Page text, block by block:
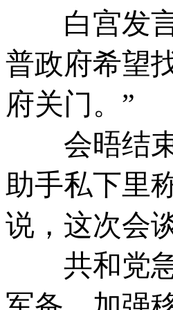
白宫发言
普政府希望
府关门。”
会晤结束
助手私下里
说，这次会
共和党急